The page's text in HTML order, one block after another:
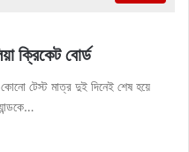
ক্রিকেট বোর্ড
টেস্ট মাত্র দুই দিনেই শেষ হয়ে